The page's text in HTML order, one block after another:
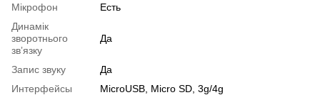
Мікрофон
Есть
Динамік
зворотнього
звʼязку
Да
Запис звуку
Да
Интерфейсы
MicroUSB, Micro SD, 3g/4g